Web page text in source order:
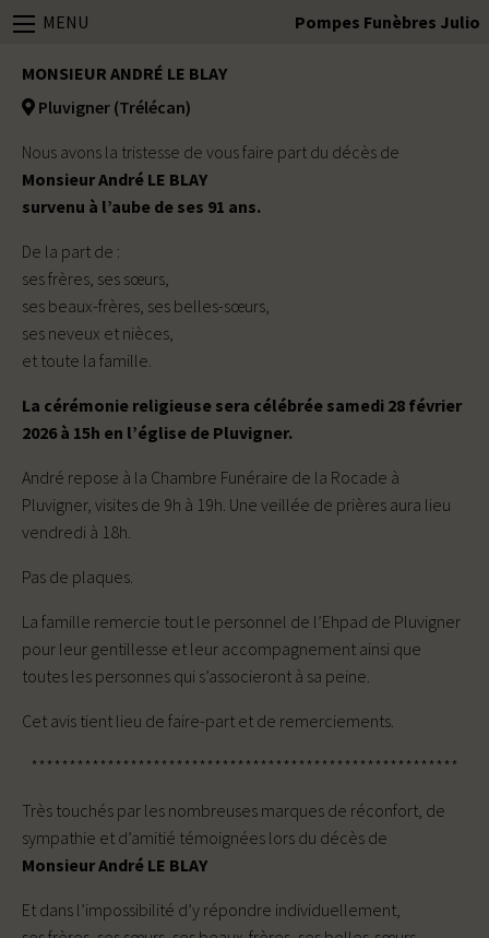
MENU Pompes Funèbres Julio
MONSIEUR ANDRÉ LE BLAY
Pluvigner (Trélécan)
Nous avons la tristesse de vous faire part du décès de
Monsieur André LE BLAY
survenu à l’aube de ses 91 ans.
De la part de :
ses frères, ses sœurs,
ses beaux-frères, ses belles-sœurs,
ses neveux et nièces,
et toute la famille.
La cérémonie religieuse sera célébrée samedi 28 février
2026 à 15h en l’église de Pluvigner.
André repose à la Chambre Funéraire de la Rocade à
Pluvigner, visites de 9h à 19h. Une veillée de prières aura lieu
vendredi à 18h.
Pas de plaques.
La famille remercie tout le personnel de l’Ehpad de Pluvigner
pour leur gentillesse et leur accompagnement ainsi que
toutes les personnes qui s’associeront à sa peine.
Cet avis tient lieu de faire-part et de remerciements.
********************************************************
Très touchés par les nombreuses marques de réconfort, de
sympathie et d’amitié témoignées lors du décès de
Monsieur André LE BLAY
Et dans l’impossibilité d’y répondre individuellement,